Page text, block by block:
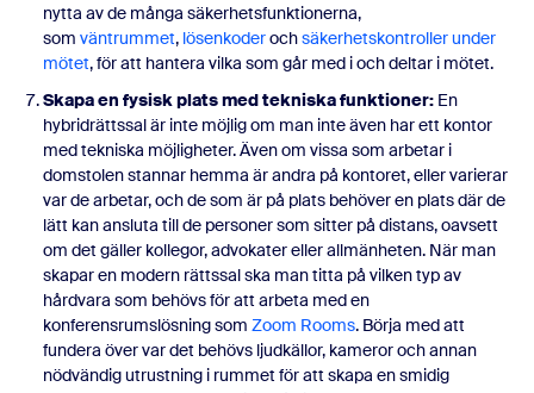
nytta av de många säkerhetsfunktionerna,
som väntrummet, lösenkoderochsäkerhetskontroller under
mötet, för att hantera vilka som går med i och deltar i mötet.
Skapa en fysisk plats med tekniska funktioner: En
hybridrättssal är inte möjlig om man inte även har ett kontor
med tekniska möjligheter. Även om vissa som arbetar i
domstolen stannar hemma är andra på kontoret, eller varierar
var de arbetar, och de som är på plats behöver en plats där de
lätt kan ansluta till de personer som sitter på distans, oavsett
om det gäller kollegor, advokater eller allmänheten. När man
skapar en modern rättssal ska man titta på vilken typ av
hårdvara som behövs för att arbeta med en
konferensrumslösning som Zoom Rooms. Börja med att
fundera över var det behövs ljudkällor, kameror och annan
nödvändig utrustning i rummet för att skapa en smidig